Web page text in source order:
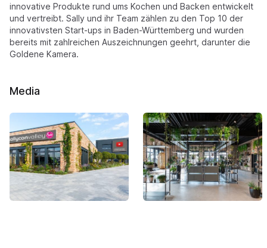
innovative Produkte rund ums Kochen und Backen entwickelt
und vertreibt. Sally und ihr Team zählen zu den Top 10 der
innovativsten Start-ups in Baden-Württemberg und wurden
bereits mit zahlreichen Auszeichnungen geehrt, darunter die
Goldene Kamera.
Media